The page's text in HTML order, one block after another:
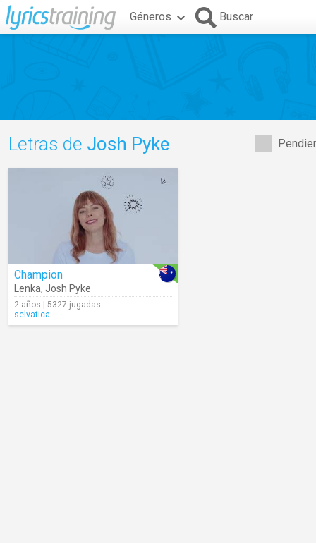
Géneros Buscar
Letras de Josh Pyke
Champion
Lenka, Josh Pyke
2 años | 5327 jugadas
selvatica